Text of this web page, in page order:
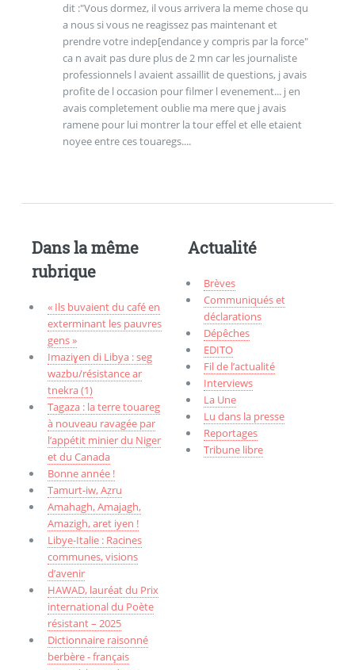
dit :"Vous dormez, il vous arrivera la meme chose qu
a nous si vous ne reagissez pas maintenant et
prendre votre indep[endance y compris par la force"
ca n avait pas dure plus de 2 mn car les journaliste
professionnels l avaient assaillit de questions, j avais
profite de l occasion pour filmer l evenement... j en
avais completement oublie ma mere que j avais
ramene pour lui montrer la tour effel et elle etaient
noyee entre ces touaregs....
Dans la même
rubrique
« Ils buvaient du café en
exterminant les pauvres
gens »
Imaziɣen di Libya : seg
wazbu/résistance ar
tnekra (1)
Tagaza : la terre touareg
à nouveau ravagée par
l’appétit minier du Niger
et du Canada
Bonne année !
Tamurt-iw, Aẓru
Amahagh, Amajagh,
Amazigh, aret iyen !
Libye-Italie : Racines
communes, visions
d’avenir
HAWAD, lauréat du Prix
international du Poète
résistant – 2025
Dictionnaire raisonné
berbère - français
Actualité
Brèves
Communiqués et
déclarations
Dépêches
EDITO
Fil de l’actualité
Interviews
La Une
Lu dans la presse
Reportages
Tribune libre